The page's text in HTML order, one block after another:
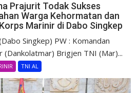
Prajurit Todak Sukses
Warga Kehormatan dan
Marinir di Dabo Singkep
Singkep) PW : Komandan
(Dankolatmar) Brigjen TNI (Mar)...
TNI AL